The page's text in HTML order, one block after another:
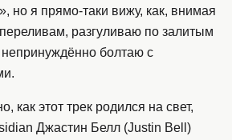
но я прямо-таки вижу, как, внимая
разгуливаю по залитым
болтаю с
как этот трек родился на свет,
Джастин Белл (Justin Bell)